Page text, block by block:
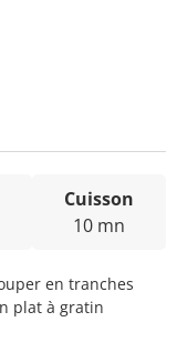
Cuisson
10 mn
en tranches
plat à gratin